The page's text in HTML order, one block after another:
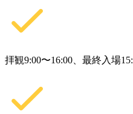
拝観9:00〜16:00、最終入場